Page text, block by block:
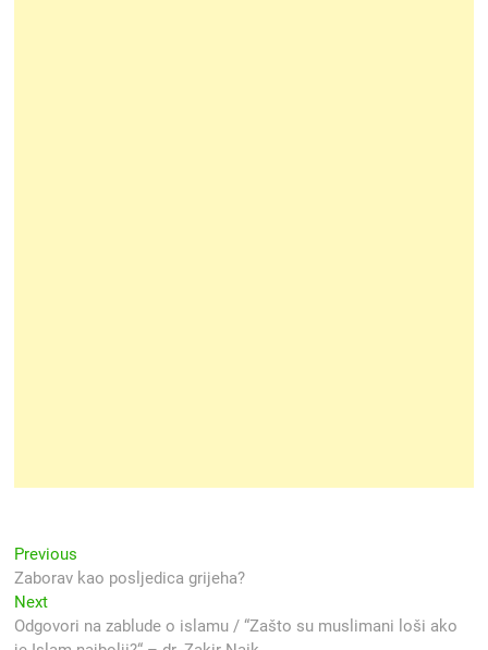
Navigacija
objava
Previous
post:
Zaborav kao posljedica grijeha?
NextNext
post:
Odgovori na zablude o islamu / “Zašto su muslimani loši ako